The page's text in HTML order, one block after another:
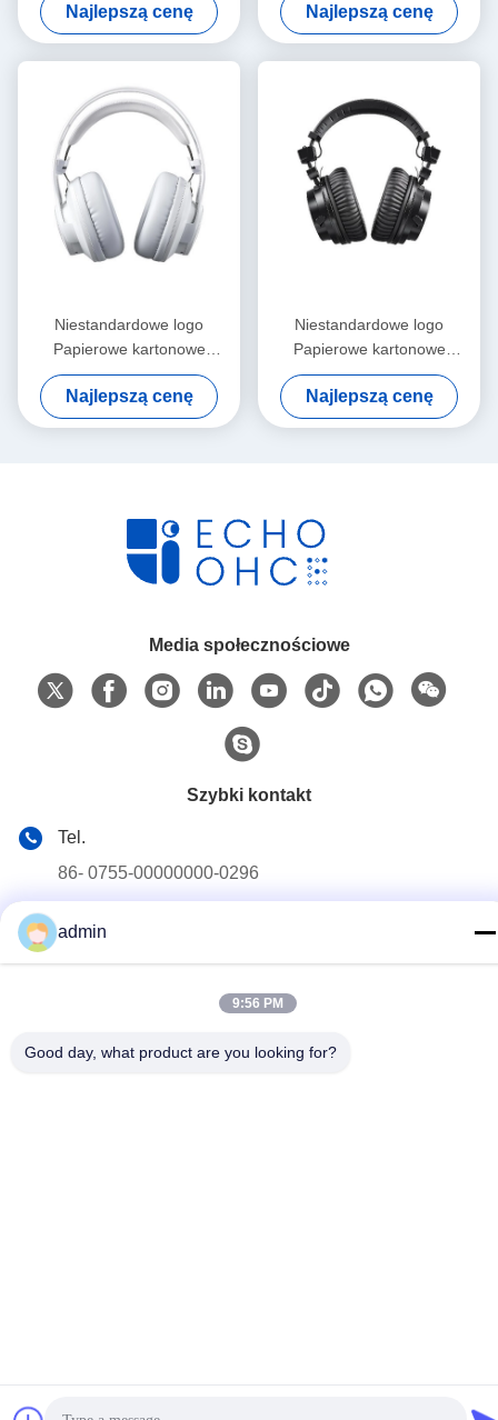
Czarne / Różowe złoto
Luksusowe magnetyczne
pudełko prezentów z
zamknięciem wstążką
Najlepszą cenę
Czarne / Różowe złoto
Luksusowe magnetyczne
pudełko prezentów z
Najlepszą cenę
Niestandardowe logo
Papierowe kartonowe
opakowania składane Białe /
Czarne / Różowe złoto
Luksusowe magnetyczne
Najlepszą cenę
Niestandardowe logo
Papierowe kartonowe
opakowania składane Białe /
Czarne / Różowe złoto
Luksusowe magnetyczne
Najlepszą cenę
Media społecznościowe
Szybki kontakt
Tel.
86- 0755-00000000-0296
admin
9:56 PM
Good day, what product are you looking for?